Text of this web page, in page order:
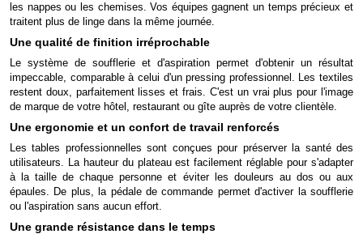
les nappes ou les chemises. Vos équipes gagnent un temps précieux et
traitent plus de linge dans la même journée.
Une qualité de finition irréprochable
Le système de soufflerie et d'aspiration permet d'obtenir un résultat
impeccable, comparable à celui d'un pressing professionnel. Les textiles
restent doux, parfaitement lisses et frais. C'est un vrai plus pour l'image
de marque de votre hôtel, restaurant ou gîte auprès de votre clientèle.
Une ergonomie et un confort de travail renforcés
Les tables professionnelles sont conçues pour préserver la santé des
utilisateurs. La hauteur du plateau est facilement réglable pour s'adapter
à la taille de chaque personne et éviter les douleurs au dos ou aux
épaules. De plus, la pédale de commande permet d'activer la soufflerie
ou l'aspiration sans aucun effort.
Une grande résistance dans le temps